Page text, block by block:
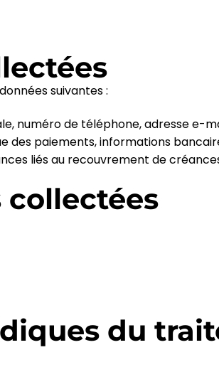
suivantes :
numéro de téléphone, adresse e-
des paiements, informations
liés au recouvrement de
collectées
du